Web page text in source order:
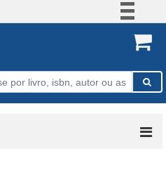
Participe